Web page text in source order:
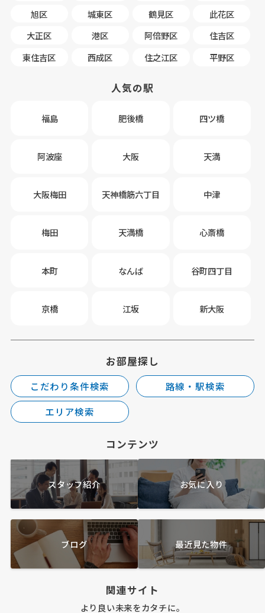
旭区
城東区 鶴見区
此花区
大正区
港区 阿倍野区
住吉区
東住吉区
西成区 住之江区 平野区
人気の駅
福島 肥後橋 四ツ橋
阿波座 大阪 天満
大阪梅田 天神橋筋六丁目 中津
梅田 天満橋 心斎橋
本町 なんば 谷町四丁目
京橋 江坂 新大阪
お部屋探し
こだわり条件検索
路線・駅検索
エリア検索
コンテンツ
スタッフ紹介 お気に入り
ブログ 最近見た物件
関連サイト
より良い未来をカタチに。